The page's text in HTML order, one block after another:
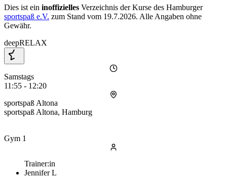
Dies ist ein inoffizielles Verzeichnis der Kurse des Hamburger
sportspaß e.V. zum Stand vom 19.7.2026. Alle Angaben ohne
Gewähr.
deepRELAX
Samstags
11:55 - 12:20
sportspaß Altona
sportspaß Altona, Hamburg
Gym 1
Trainer:in
Jennifer L